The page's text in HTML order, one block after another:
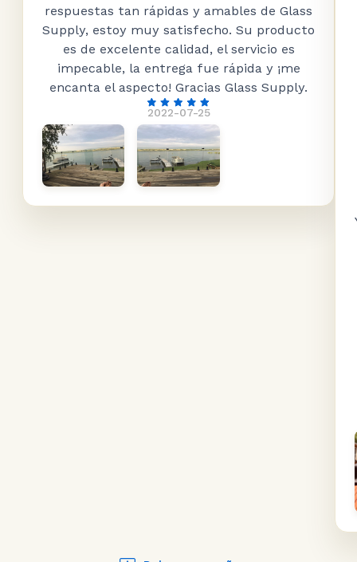
2022-07-25
respuestas tan rápidas y amables de Glass
Supply, estoy muy satisfecho. Su producto
es de excelente calidad, el servicio es
impecable, la entrega fue rápida y ¡me
encanta el aspecto! Gracias Glass Supply.